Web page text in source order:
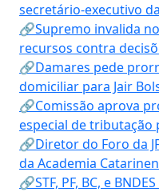
secretário-executivo
🔗Supremo invalida
recursos contra
🔗Damares pede
domiciliar para Jair
🔗Comissão aprova
especial de
🔗Diretor do Foro da
da Academia
🔗STF, PF, BC, e